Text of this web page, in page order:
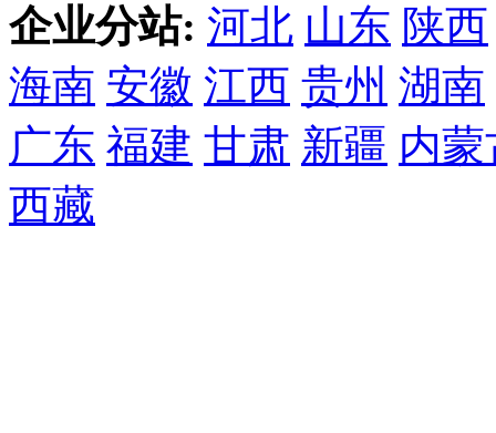
企业分站: 河北 山东 陕西
海南 安徽 江西 贵州 湖南
广东 福建 甘肃 新疆 内蒙
西藏